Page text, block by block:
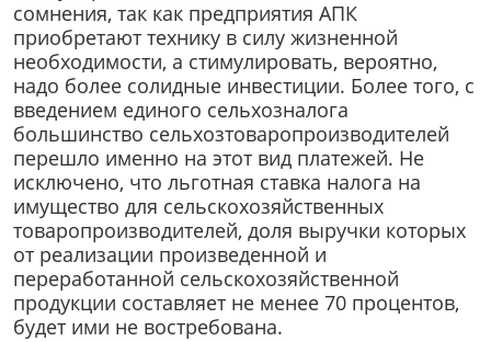
сомнения, так как предприятия АПК
приобретают технику в силу жизненной
необходимости, а стимулировать, вероятно,
надо более солидные инвестиции. Более того, с
введением единого сельхозналога
большинство сельхозтоваропроизводителей
перешло именно на этот вид платежей. Не
исключено, что льготная ставка налога на
имущество для сельскохозяйственных
товаропроизводителей, доля выручки которых
от реализации произведенной и
переработанной сельскохозяйственной
продукции составляет не менее 70 процентов,
будет ими не востребована.